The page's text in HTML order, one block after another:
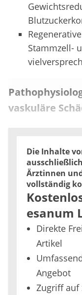
Stammzell-
vaskuläre
Die Inhalte
Ärztinnen
vollständig
esanum
Direkte
Artikel
Angebot
Zugriff auf